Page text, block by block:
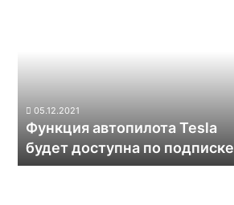
05.12.2021
Функция автопилота Tesla
будет доступна по подписке